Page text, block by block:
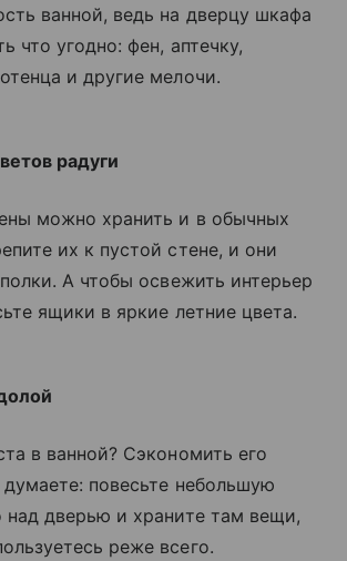
ванной, ведь на дверцу шкафа
что угодно: фен, аптечку,
и другие мелочи.
радуги
можно хранить и в обычных
их к пустой стене, и они
А чтобы освежить интерьер
ящики в яркие летние цвета.
в ванной? Сэкономить его
повесьте небольшую
над дверью и храните там вещи,
реже всего.